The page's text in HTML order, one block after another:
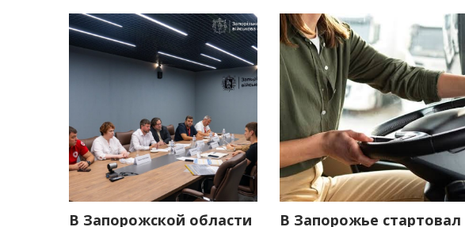
В Запорожской области В Запорожье стартовал